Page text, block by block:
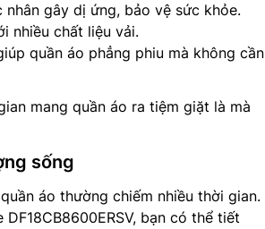
gây dị ứng, bảo vệ sức khỏe.
nhiều chất liệu vải.
quần áo phẳng phiu mà không cần
mang quần áo ra tiệm giặt là mà
sống
áo thường chiếm nhiều thời gian.
bạn có thể tiết